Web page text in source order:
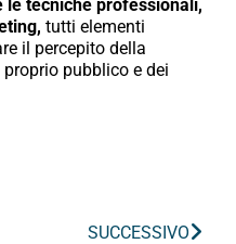
le tecniche professionali,
tutti elementi
il percepito della
pubblico e dei
SUCCESSIVO